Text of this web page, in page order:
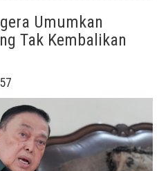
Umumkan
Tak Kembalikan